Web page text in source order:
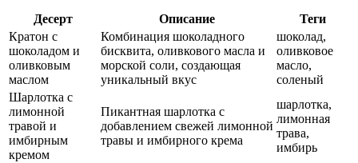
Десерт Описание
Теги
Кратон с
шоколадом и
оливковым
маслом
Комбинация шоколадного
бисквита, оливкового масла и
морской соли, создающая
уникальный вкус
шоколад,
оливковое
масло,
соленый
Шарлотка с
лимонной
травой и
имбирным
кремом
Пикантная шарлотка с
добавлением свежей лимонной
травы и имбирного крема
шарлотка,
лимонная
трава,
имбирь